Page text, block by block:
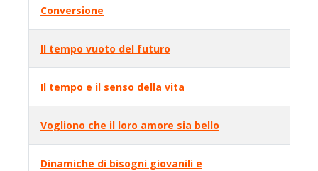
Conversione
Il tempo vuoto del futuro
Il tempo e il senso della vita
Vogliono che il loro amore sia bello
Dinamiche di bisogni giovanili e